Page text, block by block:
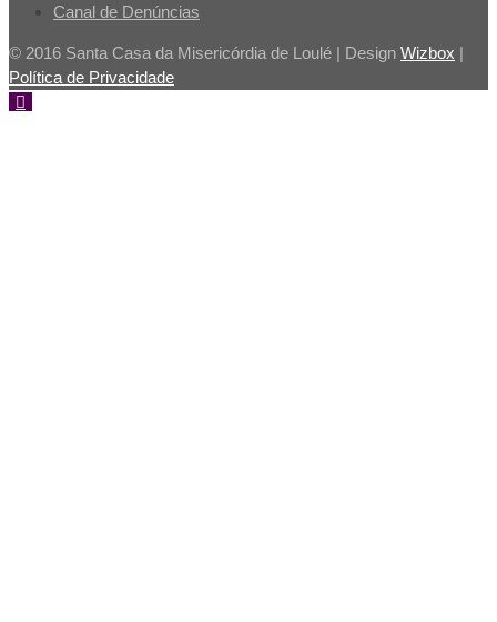
Canal de Denúncias
© 2016 Santa Casa da Misericórdia de Loulé | Design Wizbox |
Política de Privacidade